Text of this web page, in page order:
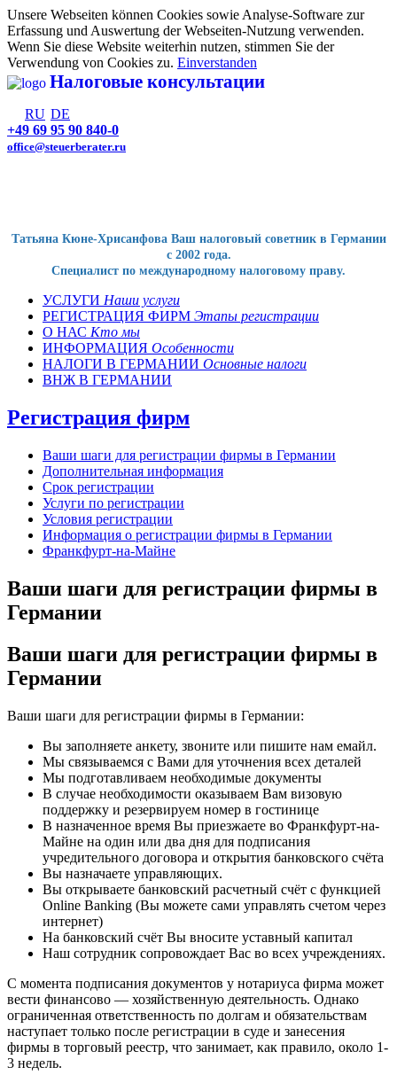
Unsere Webseiten können Cookies sowie Analyse-Software zur
Erfassung und Auswertung der Webseiten-Nutzung verwenden.
Wenn Sie diese Website weiterhin nutzen, stimmen Sie der
Verwendung von Cookies zu. Einverstanden
Налоговые консультации
RU DE
+49 69 95 90 840-0
office@steuerberater.ru
Татьяна Кюне-Хрисанфова Ваш налоговый советник в Германии
с 2002 года.
Специалист по международному налоговому праву.
УСЛУГИ Наши услуги
РЕГИСТРАЦИЯ ФИРМ Этапы регистрации
О НАС Кто мы
ИНФОРМАЦИЯ Особенности
НАЛОГИ В ГЕРМАНИИ Основные налоги
ВНЖ В ГЕРМАНИИ
Регистрация фирм
Ваши шаги для регистрации фирмы в Германии
Дополнительная информация
Срок регистрации
Услуги по регистрации
Условия регистрации
Информация о регистрации фирмы в Германии
Франкфурт-на-Майне
Ваши шаги для регистрации фирмы в
Германии
Ваши шаги для регистрации фирмы в
Германии
Ваши шаги для регистрации фирмы в Германии:
Вы заполняете анкету, звоните или пишите нам емайл.
Мы связываемся с Вами для уточнения всех деталей
Мы подготавливаем необходимые документы
В случае необходимости оказываем Вам визовую
поддержку и резервируем номер в гостинице
В назначенное время Вы приезжаете во Франкфурт-на-
Майне на один или два дня для подписания
учредительного договора и открытия банковского счёта
Вы назначаете управляющих.
Вы открываете банковский расчетный счёт с функцией
Online Banking (Вы можете сами управлять счетом через
интернет)
На банковский счёт Вы вносите уставный капитал
Наш сотрудник сопровождает Вас во всех учреждениях.
С момента подписания документов у нотариуса фирма может
вести финансово — хозяйственную деятельность. Однако
ограниченная ответственность по долгам и обязательствам
наступает только после регистрации в суде и занесения
фирмы в торговый реестр, что занимает, как правило, около 1-
3 недель.